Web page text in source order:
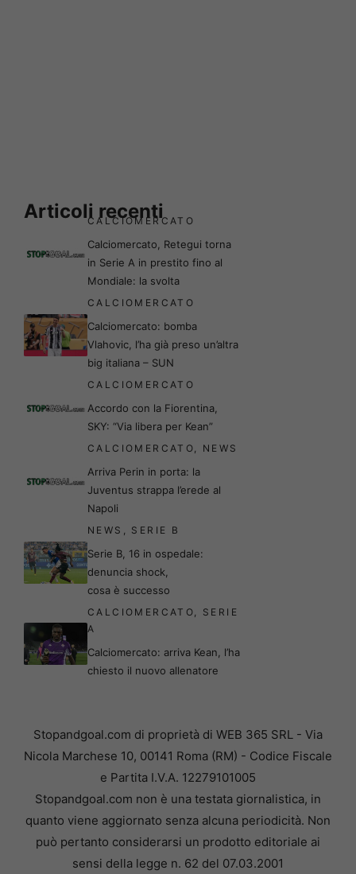
Articoli recenti
CALCIOMERCATO
Calciomercato, Retegui torna
in Serie A in prestito fino al
Mondiale: la svolta
CALCIOMERCATO
Calciomercato: bomba
Vlahovic, l’ha già preso un’altra
big italiana – SUN
CALCIOMERCATO
Accordo con la Fiorentina,
SKY: “Via libera per Kean”
CALCIOMERCATO, NEWS
Arriva Perin in porta: la
Juventus strappa l’erede al
Napoli
NEWS , SERIE B
Serie B, 16 in ospedale:
denuncia shock,
cosa è successo
CALCIOMERCATO, SERIE
A
Calciomercato: arriva Kean, l’ha
chiesto il nuovo allenatore
Stopandgoal.com di proprietà di WEB 365 SRL - Via
Nicola Marchese 10, 00141 Roma (RM) - Codice Fiscale
e Partita I.V.A. 12279101005
Stopandgoal.com non è una testata giornalistica, in
quanto viene aggiornato senza alcuna periodicità. Non
può pertanto considerarsi un prodotto editoriale ai
sensi della legge n. 62 del 07.03.2001